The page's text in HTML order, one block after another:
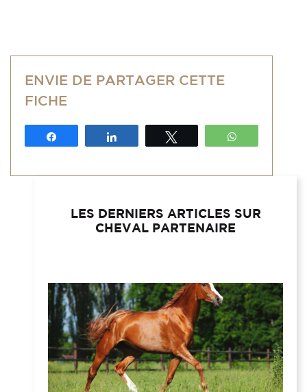
ENVIE DE PARTAGER CETTE
FICHE
LES DERNIERS ARTICLES SUR
CHEVAL PARTENAIRE